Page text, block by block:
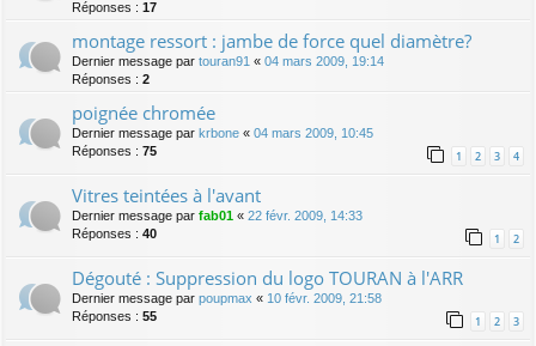
Réponses : 17
montage ressort : jambe de force quel diamètre?
Dernier message par touran91 « 04 mars 2009, 19:14
Réponses : 2
poignée chromée
Dernier message par krbone « 04 mars 2009, 10:45
Réponses : 75 1 2 3 4
Vitres teintées à l'avant
Dernier message par fab01 « 22 févr. 2009, 14:33
Réponses : 40 1 2
Dégouté : Suppression du logo TOURAN à l'ARR
Dernier message par poupmax « 10 févr. 2009, 21:58
Réponses : 55 1 2 3